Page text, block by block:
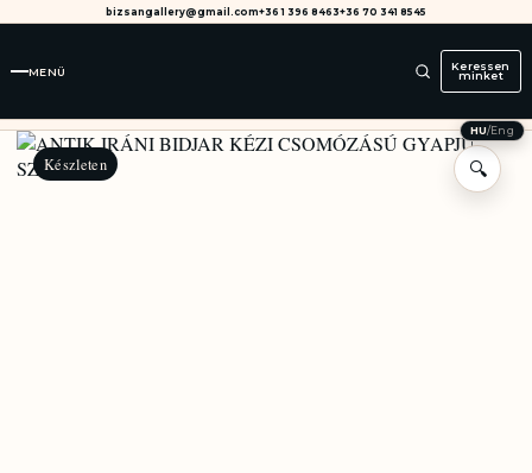
bizsangallery@gmail.com+36 1 396 8463+36 70 341 8545
MENÜ Keressen
minket
HU/Eng
Készleten 🔍